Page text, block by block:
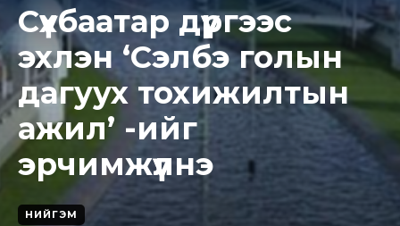
Сүхбаатар дүүргээс
эхлэн ‘Сэлбэ голын
дагуух тохижилтын
ажил’ -ийг
эрчимжүүлнэ
НИЙГЭМ